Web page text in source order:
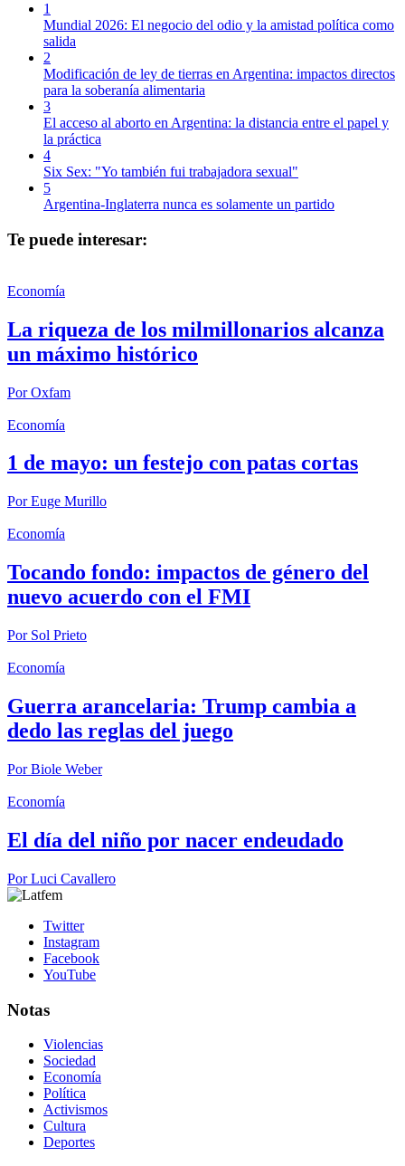
1
Mundial 2026: El negocio del odio y la amistad política como
salida
2
Modificación de ley de tierras en Argentina: impactos directos
para la soberanía alimentaria
3
El acceso al aborto en Argentina: la distancia entre el papel y
la práctica
4
Six Sex: "Yo también fui trabajadora sexual"
5
Argentina-Inglaterra nunca es solamente un partido
Te puede interesar:
Economía
La riqueza de los milmillonarios alcanza
un máximo histórico
PorOxfam
Economía
1 de mayo: un festejo con patas cortas
PorEuge Murillo
Economía
Tocando fondo: impactos de género del
nuevo acuerdo con el FMI
Por Sol Prieto
Economía
Guerra arancelaria: Trump cambia a
dedo las reglas del juego
PorBiole Weber
Economía
El día del niño por nacer endeudado
PorLuci Cavallero
Twitter
Instagram
Facebook
YouTube
Notas
Violencias
Sociedad
Economía
Política
Activismos
Cultura
Deportes